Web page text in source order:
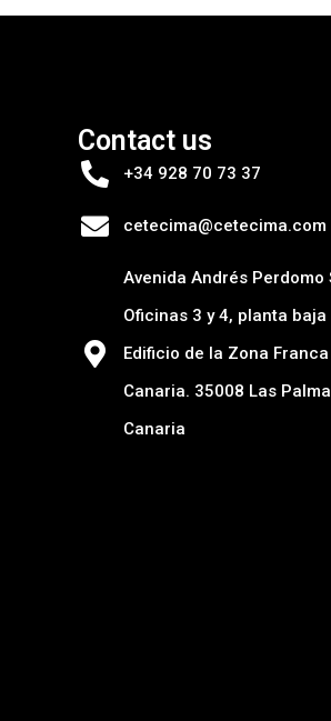
Contact us
+34 928 70 73 37
cetecima@cetecima.com
Avenida Andrés Perdomo
Oficinas 3 y 4, planta baja
Edificio de la Zona
Canaria. 35008 Las
Canaria